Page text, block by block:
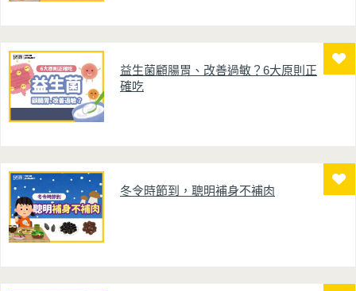
益生菌顧腸胃、改善過敏？6大原則正
確吃
冬令時節到，聰明補身不補肉